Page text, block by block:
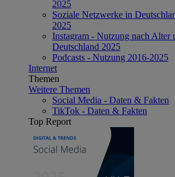
2025
Soziale Netzwerke in
2025
Instagram - Nutzung nach Alter
Deutschland 2025
Podcasts - Nutzung 2016-2025
Internet
Themen
Weitere Themen
Social Media - Daten & Fakten
TikTok - Daten & Fakten
Top Report